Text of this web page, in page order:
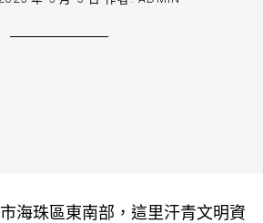
海珠區東南部，這里汗青文明資